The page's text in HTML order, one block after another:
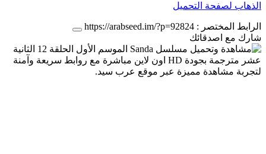
الذهاب لصفحة التحميل
الرابط المختصر : https://arabseed.im/?p=92824
شارك مع اصدقائك